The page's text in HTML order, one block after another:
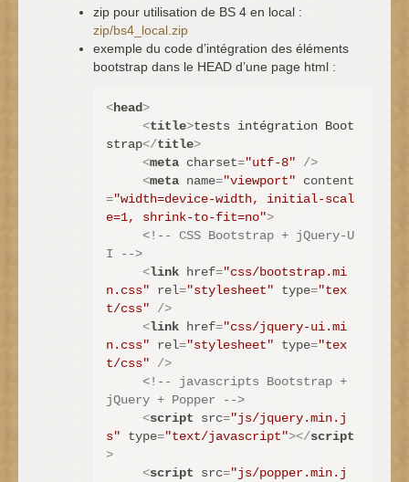
zip pour utilisation de BS 4 en local :
zip/bs4_local.zip
exemple du code d’intégration des éléments
bootstrap dans le HEAD d’une page html :
<head>
<title>tests intégration Boot
strap</title>
<meta charset="utf-8" />
<meta name="viewport"
content
="width=device-width, initial-scal
e=1, shrink-to-fit=no">
<!-- CSS Bootstrap + jQuery-U
I -->
<link href="css/bootstrap.mi
n.css"
rel="stylesheet" type="tex
t/css" />
<link href="css/jquery-ui.mi
n.css"
rel="stylesheet" type="tex
t/css" />
<!-- javascripts Bootstrap +
jQuery + Popper -->
<script src="js/jquery.min.j
s"
type="text/javascript"></script
>
<script src="js/popper.min.j